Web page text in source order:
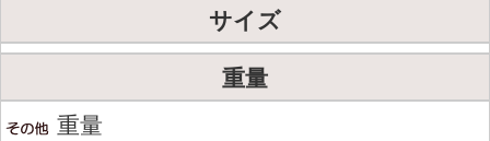
サイズ
重量
重量